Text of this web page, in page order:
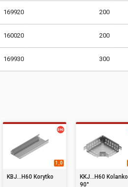
169920 200
160020 200
169930 300
1,0
KBJ...H60 Korytko
KKJ...H60 Kolanko
90°